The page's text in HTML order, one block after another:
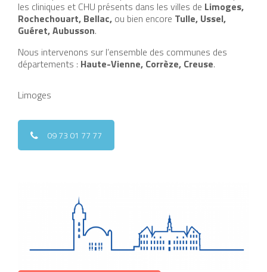
les cliniques et CHU présents dans les villes de Limoges,
Rochechouart, Bellac, ou bien encore Tulle, Ussel,
Guéret, Aubusson.
Nous intervenons sur l’ensemble des communes des
départements : Haute-Vienne, Corrèze, Creuse.
Limoges
09 73 01 77 77